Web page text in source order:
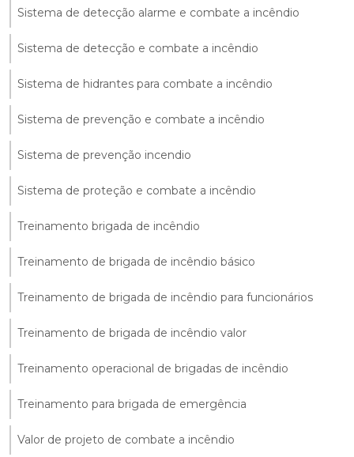
Sistema de detecção alarme e combate a incêndio
Sistema de detecção e combate a incêndio
Sistema de hidrantes para combate a incêndio
Sistema de prevenção e combate a incêndio
Sistema de prevenção incendio
Sistema de proteção e combate a incêndio
Treinamento brigada de incêndio
Treinamento de brigada de incêndio básico
Treinamento de brigada de incêndio para funcionários
Treinamento de brigada de incêndio valor
Treinamento operacional de brigadas de incêndio
Treinamento para brigada de emergência
Valor de projeto de combate a incêndio